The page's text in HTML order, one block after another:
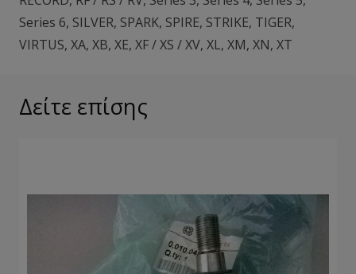
Series 6, SILVER, SPARK, SPIRE, STRIKE, TIGER,
VIRTUS, XA, XB, XE, XF / XS / XV, XL, XM, XN, XT
Δείτε επίσης